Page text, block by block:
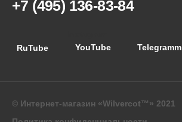
+7 (495) 136-83-84
© Интернет-магазин «Wilvercot™» 2021
YouTube
RuTube Telegramm